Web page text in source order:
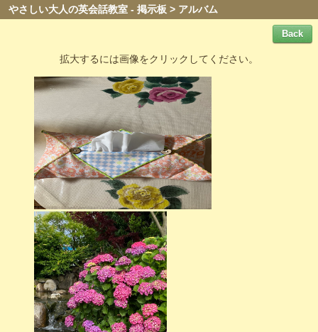
やさしい大人の英会話教室 - 掲示板 > アルバム
拡大するには画像をクリックしてください。